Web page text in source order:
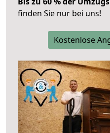
finden Sie nur bei uns!
Kostenlose